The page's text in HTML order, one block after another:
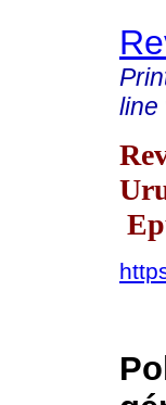
line